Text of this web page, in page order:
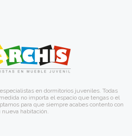
en dormitorios juveniles. Todas
no importa el espacio que tengas o el
para que siempre acabes contento con
nueva habitación.